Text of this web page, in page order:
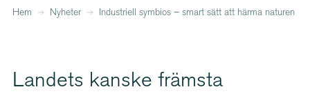
Hem Nyheter Industriell symbios – smart sätt att härma naturen
Landets kanske främsta